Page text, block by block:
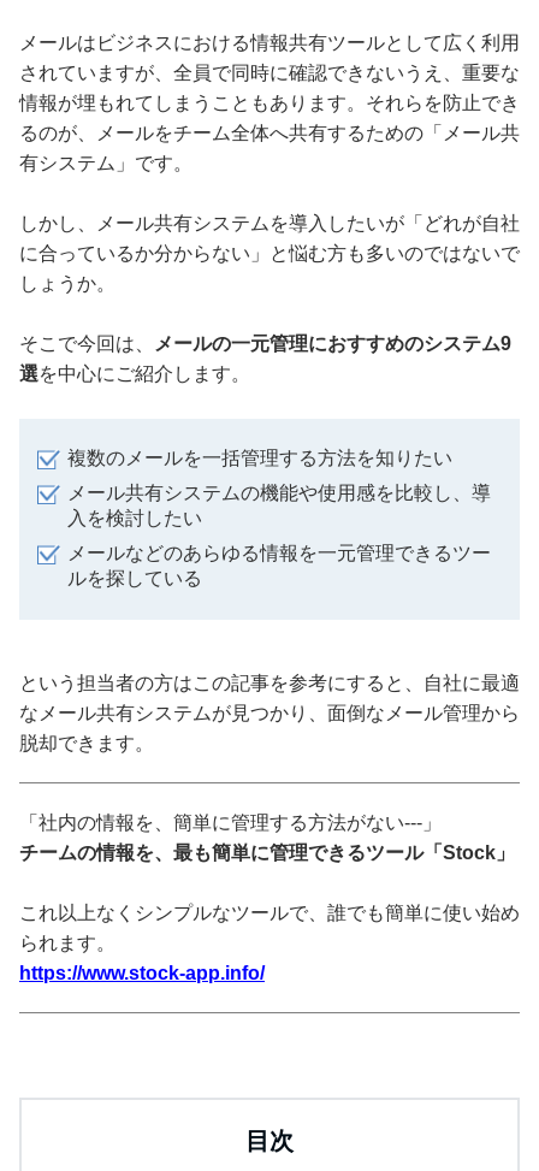
メールはビジネスにおける情報共有ツールとして広く利用
されていますが、全員で同時に確認できないうえ、重要な
情報が埋もれてしまうこともあります。それらを防止でき
るのが、メールをチーム全体へ共有するための「メール共
有システム」です。
しかし、メール共有システムを導入したいが「どれが自社
に合っているか分からない」と悩む方も多いのではないで
しょうか。
そこで今回は、
メールの一元管理におすすめのシステム9
選を中心にご紹介します。
複数のメールを一括管理する方法を知りたい
メール共有システムの機能や使用感を比較し、導
入を検討したい
メールなどのあらゆる情報を一元管理できるツー
ルを探している
という担当者の方はこの記事を参考にすると、自社に最適
なメール共有システムが見つかり、面倒なメール管理から
脱却できます。
「社内の情報を、簡単に管理する方法がない---」
チームの情報を、最も簡単に管理できるツール「Stock」
これ以上なくシンプルなツールで、誰でも簡単に使い始め
られます。
https://www.stock-app.info/
目次